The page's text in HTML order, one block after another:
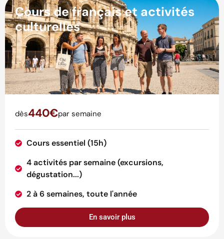
Cours de français et activités
culturelles
dès440€par semaine
Cours essentiel (15h)
4 activités par semaine (excursions,
dégustation...)
2 à 6 semaines, toute l'année
En savoir plus